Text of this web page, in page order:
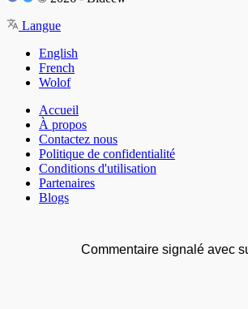
Langue
English
French
Wolof
Accueil
À propos
Contactez nous
Politique de confidentialité
Conditions d'utilisation
Partenaires
Blogs
Commentaire signalé avec